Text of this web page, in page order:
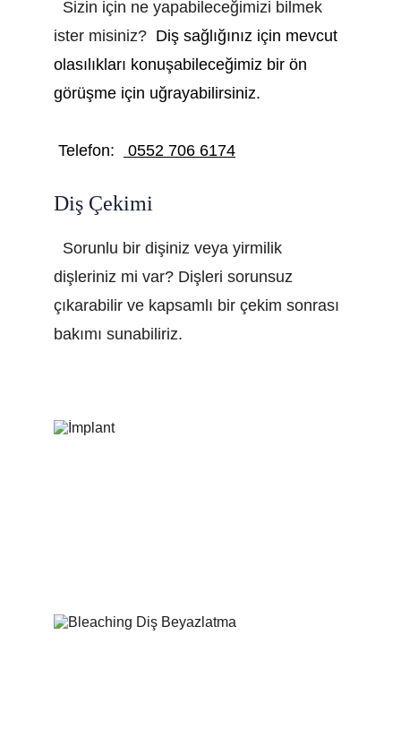
ister misiniz? Diş sağlığınız için mevcut
olasılıkları konuşabileceğimiz bir ön
görüşme için uğrayabilirsiniz.
Telefon: 0552 706 6174
Diş Çekimi
dişleriniz mi var? Dişleri sorunsuz
çıkarabilir ve kapsamlı bir çekim sonrası
bakımı sunabiliriz.